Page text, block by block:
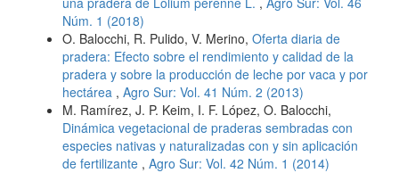
Núm. 1 (2018)
O. Balocchi, R. Pulido, V. Merino, Oferta diaria de
pradera: Efecto sobre el rendimiento y calidad de la
pradera y sobre la producción de leche por vaca y por
hectárea , Agro Sur: Vol. 41 Núm. 2 (2013)
M. Ramírez, J. P. Keim, I. F. López, O. Balocchi,
Dinámica vegetacional de praderas sembradas con
especies nativas y naturalizadas con y sin aplicación
de fertilizante , Agro Sur: Vol. 42 Núm. 1 (2014)